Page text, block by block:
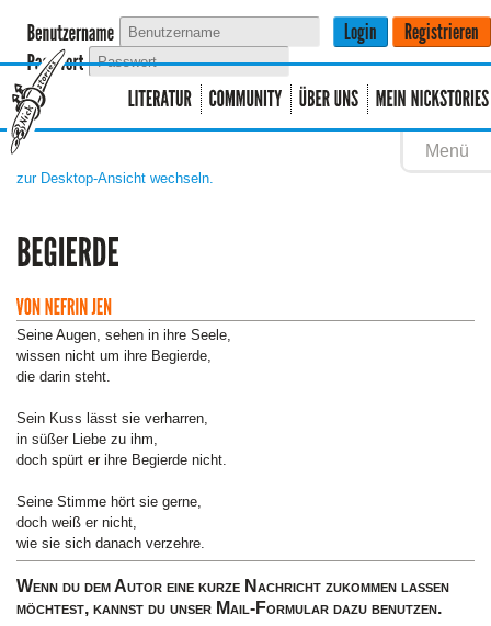
Menü
zur Desktop-Ansicht wechseln.
Seine Augen, sehen in ihre Seele,
wissen nicht um ihre Begierde,
die darin steht.
Sein Kuss lässt sie verharren,
in süßer Liebe zu ihm,
doch spürt er ihre Begierde nicht.
Seine Stimme hört sie gerne,
doch weiß er nicht,
wie sie sich danach verzehre.
Wenn du dem Autor eine kurze Nachricht zukommen lassen
möchtest, kannst du unser Mail-Formular dazu benutzen.